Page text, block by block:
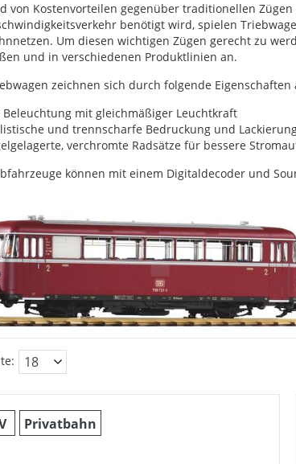
von Kostenvorteilen gegenüber traditionellen
benötigt wird, spielen
Um diesen wichtigen Zügen gerecht zu
und in verschiedenen Produktlinien an.
zeichnen sich durch folgende Eigenschaften
Beleuchtung mit gleichmäßiger Leuchtkraft
und trennscharfe Bedruckung und
verchromte Radsätze für bessere
können mit einem Digitaldecoder und
Privatbahn